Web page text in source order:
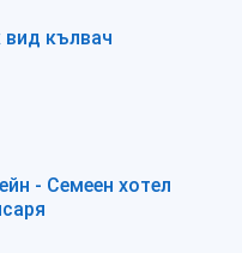
вид кълвач
- Семеен хотел